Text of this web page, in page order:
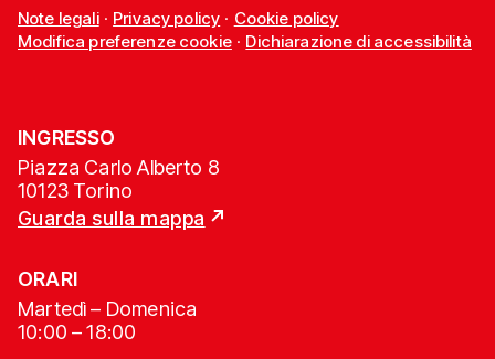
Note legali· Privacy policy · Cookie policy
Modifica preferenze cookie· Dichiarazione di accessibilità
INGRESSO
Piazza Carlo Alberto 8
10123 Torino
Guarda sulla mappa
ORARI
Martedì – Domenica
10:00 – 18:00